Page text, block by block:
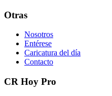
Otras
Nosotros
Entérese
Caricatura del día
Contacto
CR Hoy Pro